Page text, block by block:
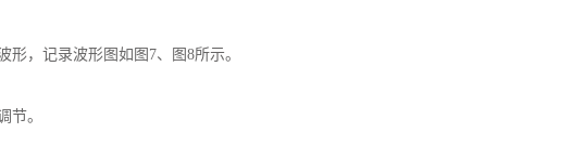
，记录波形图如图7、图8所示。
节。